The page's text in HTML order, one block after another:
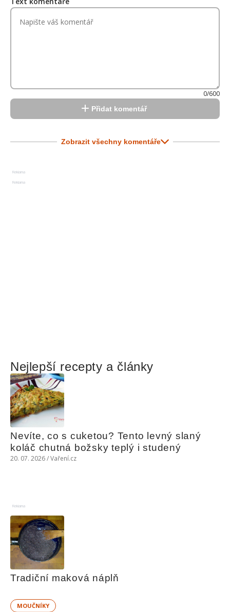
0/600
Přidat komentář
Zobrazit všechny komentáře
Reklama
Reklama
Nejlepší recepty a články
Nevíte, co s cuketou? Tento levný slaný
koláč chutná božsky teplý i studený
20. 07. 2026 / Vaření.cz
Reklama
Tradiční maková náplň
MOUČNÍKY